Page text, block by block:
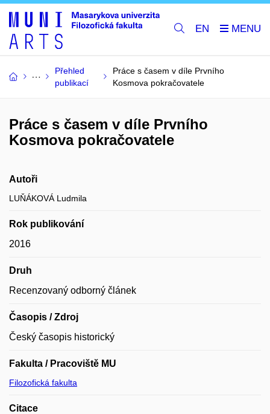
EN
Přehled
publikací
Práce s časem v díle Prvního
Kosmova pokračovatele
Práce s časem v díle Prvního
Kosmova pokračovatele
Autoři
LUŇÁKOVÁ Ludmila
Rok publikování
2016
Druh
Recenzovaný odborný článek
Časopis / Zdroj
Český časopis historický
Fakulta / Pracoviště MU
Filozofická fakulta
Citace